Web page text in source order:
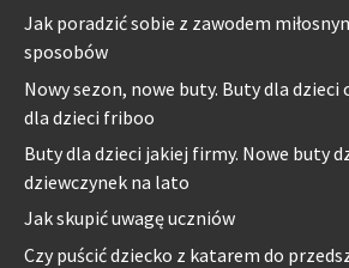
Jak poradzić sobie z zawodem
sposobów
Nowy sezon, nowe buty. Buty dla
dla dzieci friboo
Buty dla dzieci jakiej firmy. Nowe buty
dziewczynek na lato
Jak skupić uwagę uczniów
Czy puścić dziecko z katarem do